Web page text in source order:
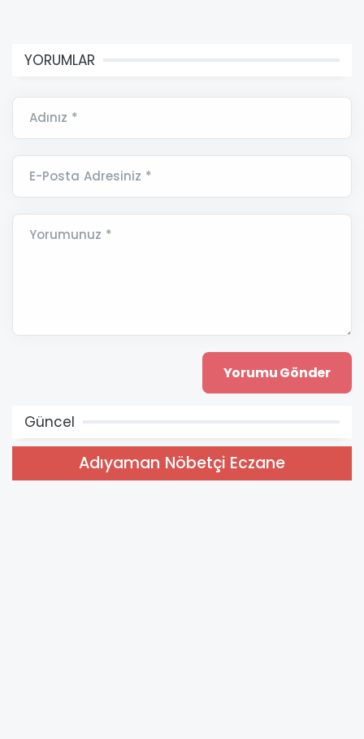
YORUMLAR
Adınız *
E-Posta Adresiniz *
Yorumunuz *
Güncel
Adıyaman Nöbetçi Eczane